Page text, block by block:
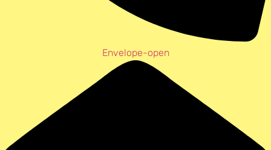
Envelope-open